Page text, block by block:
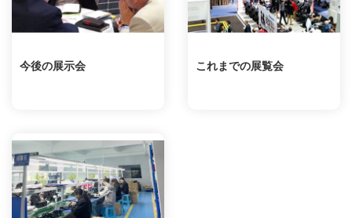
今後の展示会 これまでの展覧会